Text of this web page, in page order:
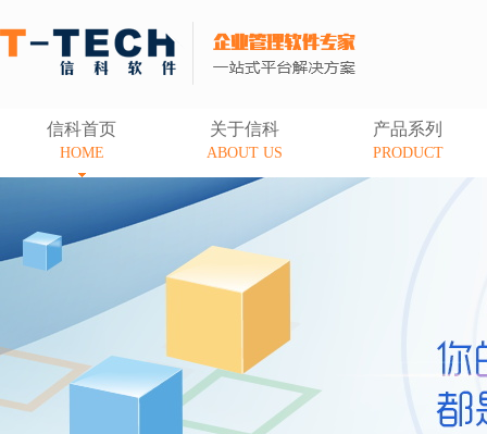
信科首页
HOME
关于信科
ABOUT US
产品系列
PRODUCT